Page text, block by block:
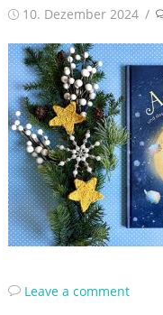
Posted
10. Dezember 2024
Leave a comment